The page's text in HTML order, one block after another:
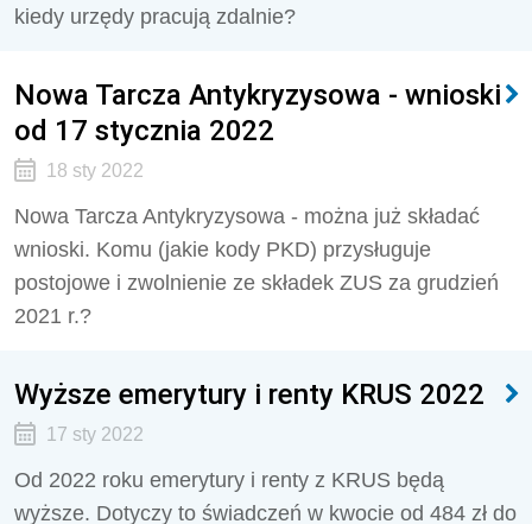
kiedy urzędy pracują zdalnie?
Nowa Tarcza Antykryzysowa - wnioski
od 17 stycznia 2022
18 sty 2022
Nowa Tarcza Antykryzysowa - można już składać
wnioski. Komu (jakie kody PKD) przysługuje
postojowe i zwolnienie ze składek ZUS za grudzień
2021 r.?
Wyższe emerytury i renty KRUS 2022
17 sty 2022
Od 2022 roku emerytury i renty z KRUS będą
wyższe. Dotyczy to świadczeń w kwocie od 484 zł do